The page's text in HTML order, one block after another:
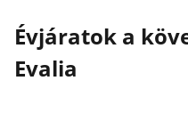
Évjáratok a
Evalia